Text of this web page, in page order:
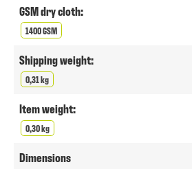
GSM dry cloth:
1400 GSM
Shipping weight:
0,31 kg
Item weight:
0,30 kg
Dimensions